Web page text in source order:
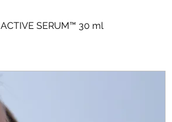
ACTIVE SERUM™ 30 ml